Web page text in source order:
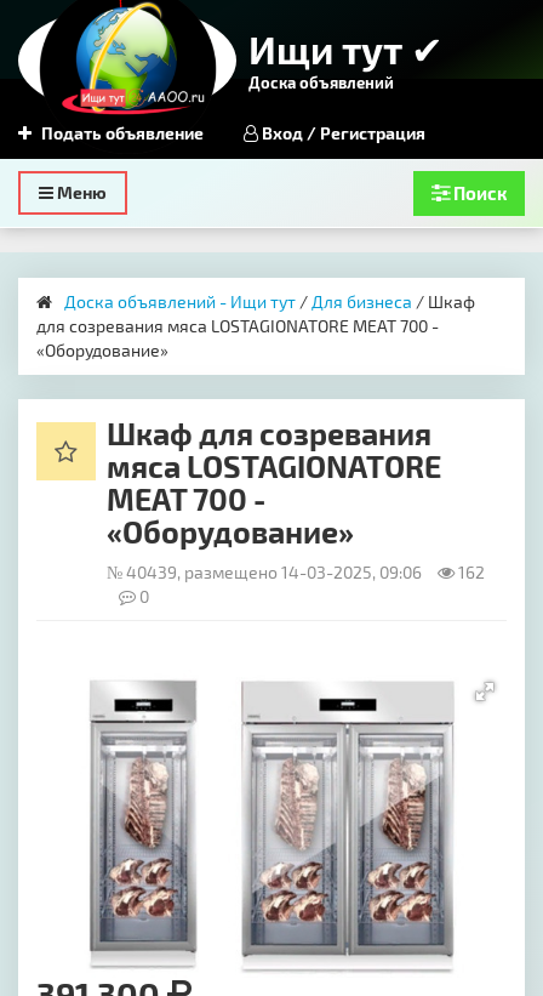
Ищи тут ✔
Доска объявлений
Подать объявление Вход / Регистрация
Toggle
navigation
Меню Поиск
Доска объявлений - Ищи тут / Для бизнеса / Шкаф
для созревания мяса LOSTAGIONATORE MEAT 700 -
«Оборудование»
Шкаф для созревания
мяса LOSTAGIONATORE
MEAT 700 -
«Оборудование»
№ 40439, размещено 14-03-2025, 09:06
162
0